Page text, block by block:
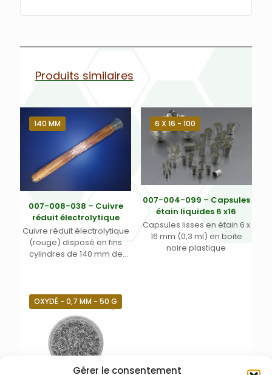
Gérer le consentement
Produits similaires
140 MM
007-008-038 – Cuivre
réduit électrolytique
Cuivre réduit électrolytique
(rouge) disposé en fins
cylindres de 140 mm de
6 X 16 - 100
007-004-099 – Capsules
étain liquides 6 x16
Capsules lisses en étain 6 x
16 mm (0,3 ml) en boite
noire plastique
OXYDÉ - 0,7 MM - 50 G